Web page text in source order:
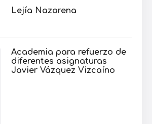
Lejía Nazarena
Academia para refuerzo de
diferentes asignaturas
Javier Vázquez Vizcaíno